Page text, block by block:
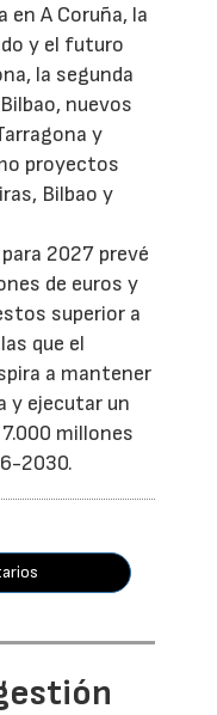
en A Coruña, la
y el futuro
la segunda
nuevos
y
proyectos
Bilbao y
2027 prevé
de euros y
superior a
que el
a mantener
y ejecutar un
millones
2030.